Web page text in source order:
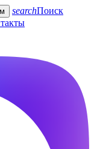
searchПоиск